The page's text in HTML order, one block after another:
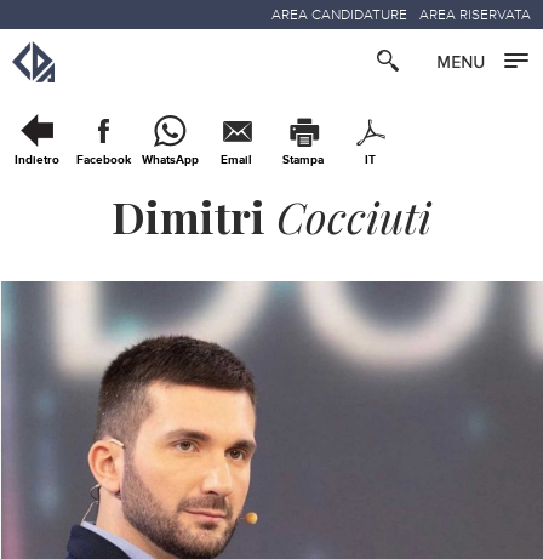
AREA CANDIDATURE AREA RISERVATA
Indietro Facebook WhatsApp Email Stampa IT
Dimitri Cocciuti